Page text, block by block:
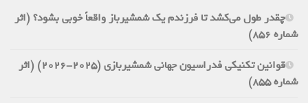
چقدر طول می‌کشد تا فرزندم یک شمشیرباز واقعاً خوبی بشود؟ (اثر
شماره 856)
قوانین تکنیکی فدراسیون جهانی شمشیربازی (2025-2026) (اثر
شماره 855)